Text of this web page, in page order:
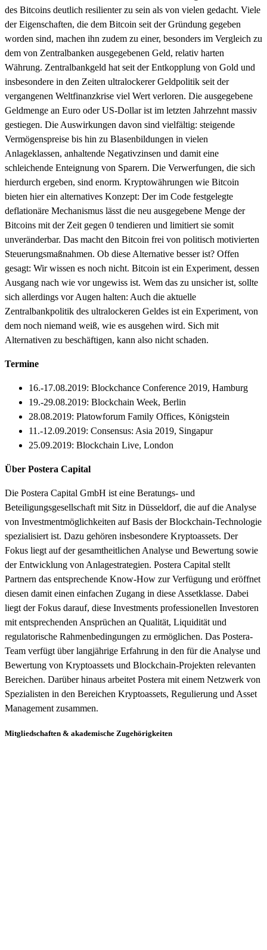
des Bitcoins deutlich resilienter zu sein als von vielen gedacht. Viele
der Eigenschaften, die dem Bitcoin seit der Gründung gegeben
worden sind, machen ihn zudem zu einer, besonders im Vergleich zu
dem von Zentralbanken ausgegebenen Geld, relativ harten
Währung. Zentralbankgeld hat seit der Entkopplung von Gold und
insbesondere in den Zeiten ultralockerer Geldpolitik seit der
vergangenen Weltfinanzkrise viel Wert verloren. Die ausgegebene
Geldmenge an Euro oder US-Dollar ist im letzten Jahrzehnt massiv
gestiegen. Die Auswirkungen davon sind vielfältig: steigende
Vermögenspreise bis hin zu Blasenbildungen in vielen
Anlageklassen, anhaltende Negativzinsen und damit eine
schleichende Enteignung von Sparern. Die Verwerfungen, die sich
hierdurch ergeben, sind enorm. Kryptowährungen wie Bitcoin
bieten hier ein alternatives Konzept: Der im Code festgelegte
deflationäre Mechanismus lässt die neu ausgegebene Menge der
Bitcoins mit der Zeit gegen 0 tendieren und limitiert sie somit
unveränderbar. Das macht den Bitcoin frei von politisch motivierten
Steuerungsmaßnahmen. Ob diese Alternative besser ist? Offen
gesagt: Wir wissen es noch nicht. Bitcoin ist ein Experiment, dessen
Ausgang nach wie vor ungewiss ist. Wem das zu unsicher ist, sollte
sich allerdings vor Augen halten: Auch die aktuelle
Zentralbankpolitik des ultralockeren Geldes ist ein Experiment, von
dem noch niemand weiß, wie es ausgehen wird. Sich mit
Alternativen zu beschäftigen, kann also nicht schaden.
Termine
16.-17.08.2019: Blockchance Conference 2019, Hamburg
19.-29.08.2019: Blockchain Week, Berlin
28.08.2019: Platowforum Family Offices, Königstein
11.-12.09.2019: Consensus: Asia 2019, Singapur
25.09.2019: Blockchain Live, London
Über Postera Capital
Die Postera Capital GmbH ist eine Beratungs- und
Beteiligungsgesellschaft mit Sitz in Düsseldorf, die auf die Analyse
von Investmentmöglichkeiten auf Basis der Blockchain-Technologie
spezialisiert ist. Dazu gehören insbesondere Kryptoassets. Der
Fokus liegt auf der gesamtheitlichen Analyse und Bewertung sowie
der Entwicklung von Anlagestrategien. Postera Capital stellt
Partnern das entsprechende Know-How zur Verfügung und eröffnet
diesen damit einen einfachen Zugang in diese Assetklasse. Dabei
liegt der Fokus darauf, diese Investments professionellen Investoren
mit entsprechenden Ansprüchen an Qualität, Liquidität und
regulatorische Rahmenbedingungen zu ermöglichen. Das Postera-
Team verfügt über langjährige Erfahrung in den für die Analyse und
Bewertung von Kryptoassets und Blockchain-Projekten relevanten
Bereichen. Darüber hinaus arbeitet Postera mit einem Netzwerk von
Spezialisten in den Bereichen Kryptoassets, Regulierung und Asset
Management zusammen.
Mitgliedschaften & akademische Zugehörigkeiten